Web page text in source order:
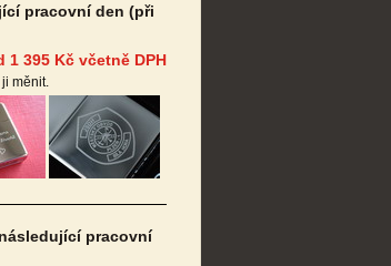
pracovní den (při
1 395 Kč včetně DPH
měnit.
pracovní